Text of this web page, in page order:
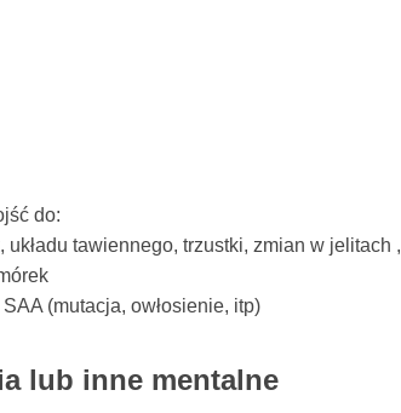
do:
tawiennego, trzustki, zmian w jelitach ,
(mutacja, owłosienie, itp)
lub inne mentalne